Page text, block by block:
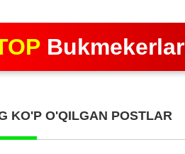
Bukmekerlar
KO'P O'QILGAN POSTLAR